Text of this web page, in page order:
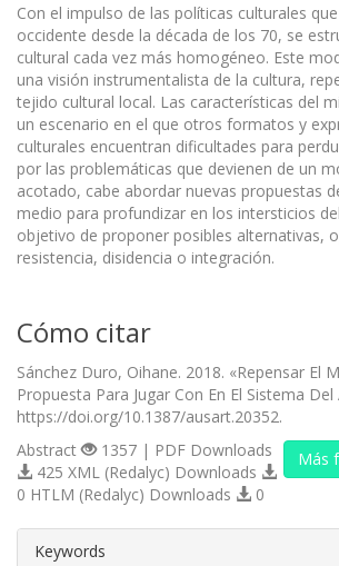
Con el impulso de las políticas culturales
occidente desde la década de los 70, se
cultural cada vez más homogéneo. Este
una visión instrumentalista de la cultura,
tejido cultural local. Las características del
un escenario en el que otros formatos y
culturales encuentran dificultades para
por las problemáticas que devienen de un
acotado, cabe abordar nuevas propuestas
medio para profundizar en los intersticios
objetivo de proponer posibles alternativas,
resistencia, disidencia o integración.
Cómo citar
Sánchez Duro, Oihane. 2018. «Repensar El
Propuesta Para Jugar Con En El Sistema Del
https://doi.org/10.1387/ausart.20352.
Más
Abstract
1357 | PDF Downloads
425 XML (Redalyc) Downloads
0 HTLM (Redalyc) Downloads
0
Keywords